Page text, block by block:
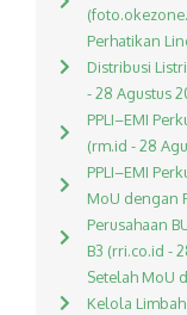
Perhatikan
Distribusi
- 28 Agustus
PPLI–EMI
(rm.id - 28
PPLI–EMI
MoU dengan
Perusahaan
B3 (rri.co.id -
Setelah MoU
Kelola